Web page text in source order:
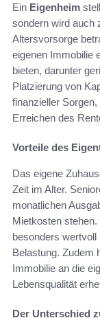
Ein Eigenheim
sondern wird auch
Altersvorsorge
eigenen Immobilie
bieten, darunter
Platzierung von
finanzieller
Erreichen des
Vorteile des
Das eigene
Zeit im Alter.
monatlichen
Mietkosten
besonders wertvoll
Belastung. Zudem
Immobilie an die
Lebensqualität
Der Unterschied